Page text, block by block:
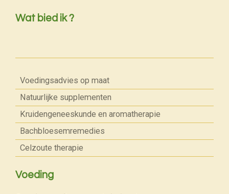
Wat bied ik ?
Voedingsadvies op maat
Natuurlijke supplementen
Kruidengeneeskunde en aromatherapie
Bachbloesemremedies
Celzoute therapie
Voeding